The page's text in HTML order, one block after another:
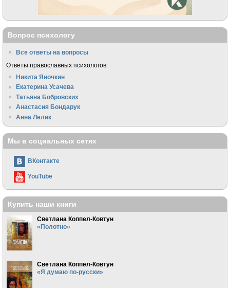
Вопрос психологу
Все ответы на вопросы
Ответы православных психологов:
Никита Яночкин
Екатерина Усачева
Татьяна Бобровских
Анастасия Бондарук
Анна Лелик
Мы в социальных сетях
ВКонтакте
YouTube
Купить наши книги
Светлана Коппел-Ковтун
«Полотно»
Светлана Коппел-Ковтун
«Я думаю по-русски»